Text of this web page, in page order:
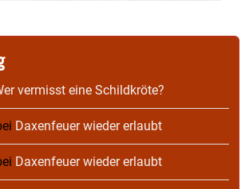
vermisst eine Schildkröte?
Daxenfeuer wieder erlaubt
Daxenfeuer wieder erlaubt